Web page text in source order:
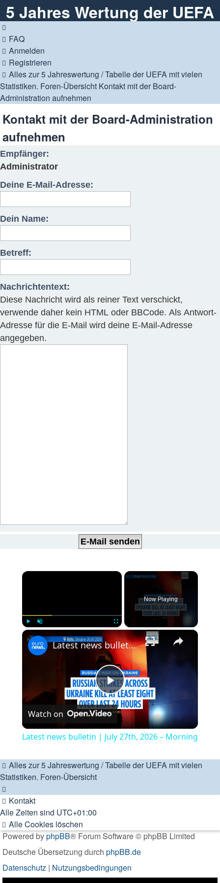
5 Jahres Wertung der UEFA
FAQ
Anmelden
Registrieren
Alles zur 5 Jahreswertung / Tabelle der UEFA mit vielen
Statistiken. Foren-Übersicht Kontakt mit der Board-
Administration aufnehmen
Kontakt mit der Board-Administration
aufnehmen
Empfänger:
Administrator
Deine E-Mail-Adresse:
Dein Name:
Betreff:
Nachrichtentext:
Diese Nachricht wird als reiner Text verschickt,
verwende daher kein HTML oder BBCode. Als Antwort-
Adresse für die E-Mail wird deine E-Mail-Adresse
angegeben.
×
Fullscreen
Now Playing
×
Play
Video
Latest news bulletin | July 27th, 2026 – Morning
Watch on
Latest news bulletin | July 27th, 2026 – Morning
Alles zur 5 Jahreswertung / Tabelle der UEFA mit vielen
Statistiken. Foren-Übersicht
Kontakt
Alle Zeiten sind UTC+01:00
Alle Cookies löschen
Powered byphpBB® Forum Software © phpBB Limited
Deutsche Übersetzung durch phpBB.de
Datenschutz | Nutzungsbedingungen